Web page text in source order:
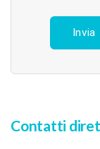
Contatti